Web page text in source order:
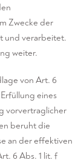
Zwecke der
und verarbeitet.
weiter.
von Art. 6
eines
vorvertraglicher
beruht die
an der effektiven
6 Abs. 1 lit. f